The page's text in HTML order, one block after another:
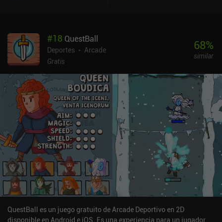
esquivamos las numerosas balas y enemigos es exactamente lo
que hace que el juego sea caóticamente divertido y superrápido. Y
sólo mejora cuando se juega con otros 2-3 jugadores en
hemos ganado en nuevas apariencias aleatorias para nuestros
personajes. Antes de cada partida, también podemos activar uno
de los cinco potenciadores temporales que nos dan oro extra en la
siguiente ronda, reducen nuestro tiempo de reaparición, etc. El
estilo artístico es único, y los efectos y la música le dan un gran
ambiente de arcade casual. El mayor inconveniente es que el juego
se hace repetitivo muy rápido, algo que el otro juego del
desarrollador, Klee: Spacetime Cleaners, lo evitó mejor.UFO99 se
monetiza mediante iAPs para nuevas apariencias de personajes,
anuncios incentivados de oro o apariencias, y anuncios que
aparecen en el menú y que se eliminan con cualquiera de los iAPs
de 0,99 $.En general, es un gran juego de 1 a 3 minutos que es
perfecto si tienes unas cuantas personas con las que jugar.
#18 QuestBall
Deportes
Arcade
Gratis
68%
similar
QuestBall es un juego gratuito de Arcade Deportivo en 2D
disponible en Android e iOS. Es una experiencia para un jugador